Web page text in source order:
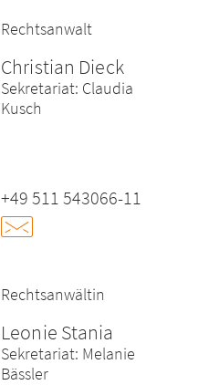
Rechtsanwalt
Christian Dieck
Sekretariat: Claudia
Kusch
+49 511 543066-11
Rechtsanwältin
Leonie Stania
Sekretariat: Melanie
Bässler